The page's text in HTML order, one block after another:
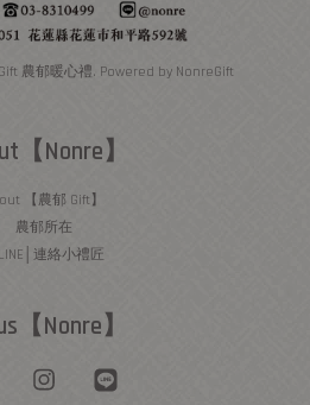
農郁暖心禮. Powered by NonreGift
【Nonre】
【農郁 Gift】
農郁所在
連絡小禮匠
【Nonre】
Facebook Instagram